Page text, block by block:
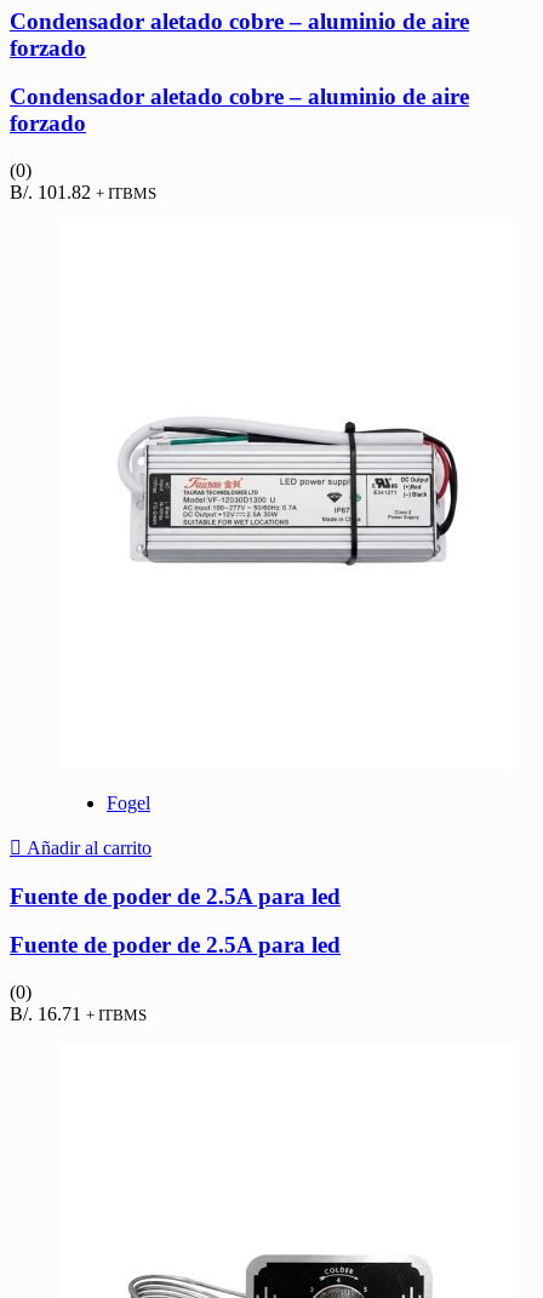
Condensador aletado cobre – aluminio de aire
forzado
Condensador aletado cobre – aluminio de aire
forzado
(0)
B/. 101.82 + ITBMS
Fogel
Añadir al carrito
Fuente de poder de 2.5A para led
Fuente de poder de 2.5A para led
(0)
B/. 16.71 + ITBMS